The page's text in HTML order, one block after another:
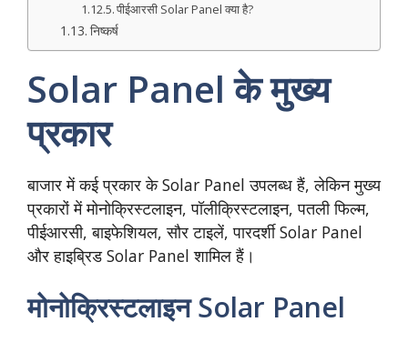
पीईआरसी Solar Panel क्या है?
निष्कर्ष
Solar Panel के मुख्य
प्रकार
बाजार में कई प्रकार के Solar Panel उपलब्ध हैं, लेकिन मुख्य
प्रकारों में मोनोक्रिस्टलाइन, पॉलीक्रिस्टलाइन, पतली फिल्म,
पीईआरसी, बाइफेशियल, सौर टाइलें, पारदर्शी Solar Panel
और हाइब्रिड Solar Panel शामिल हैं।
मोनोक्रिस्टलाइन Solar Panel